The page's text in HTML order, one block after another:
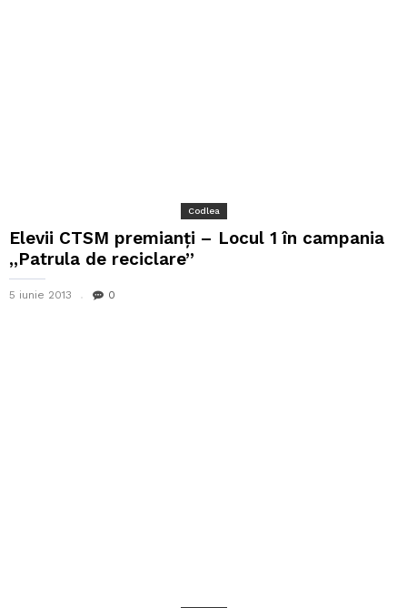
Codlea
Elevii CTSM premianţi – Locul 1 în campania
,,Patrula de reciclare”
5 iunie 2013 0